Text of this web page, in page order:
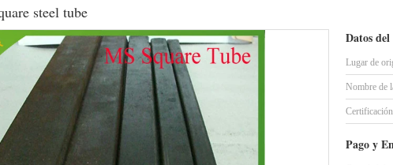
steel tube
Datos
Lugar de
Nombre de
Pago y